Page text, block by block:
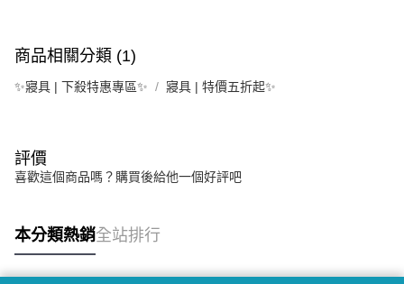
商品相關分類 (1)
✨寢具 | 下殺特惠專區✨ 寢具 | 特價五折起✨
評價
喜歡這個商品嗎？購買後給他一個好評吧
本分類熱銷全站排行